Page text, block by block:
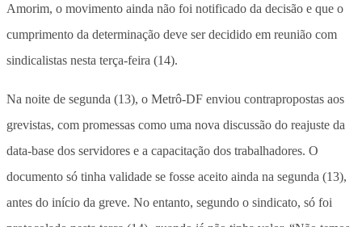
Amorim, o movimento ainda não foi notificado da decisão e que o
cumprimento da determinação deve ser decidido em reunião com
sindicalistas nesta terça-feira (14).
Na noite de segunda (13), o Metrô-DF enviou contrapropostas aos
grevistas, com promessas como uma nova discussão do reajuste da
data-base dos servidores e a capacitação dos trabalhadores. O
documento só tinha validade se fosse aceito ainda na segunda (13),
antes do início da greve. No entanto, segundo o sindicato, só foi